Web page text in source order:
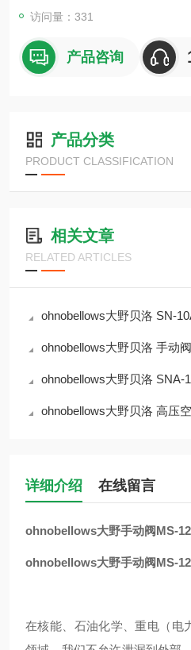
访问量：331
产品咨询
产品分类
PRODUCT CLASSIFICATION
相关文章
RELATED ARTICLES
ohnobellows大野贝洛 SN-
ohnobellows大野贝洛 手动
ohnobellows大野贝洛 SNA-
ohnobellows大野贝洛 高压空气动作
详细介绍 在线留言
ohnobellows大野手动阀MS-
ohnobellows大野手动阀MS-
在核能、石油化学、重电（电